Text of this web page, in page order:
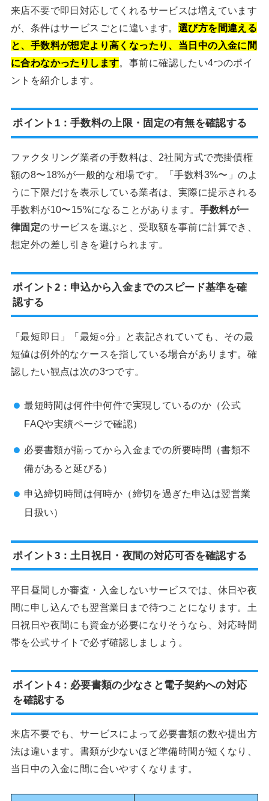
来店不要で即日対応してくれるサービスは増えています
が、条件はサービスごとに違います。 選び方を間違える
と、手数料が想定より高くなったり、当日中の入金に間
に合わなかったりします。事前に確認したい4つのポイ
ントを紹介します。
ポイント1：手数料の上限・固定の有無を確認する
ファクタリング業者の手数料は、2社間方式で売掛債権
額の8〜18%が一般的な相場です。「手数料3%〜」のよ
うに下限だけを表示している業者は、実際に提示される
手数料が10〜15%になることがあります。 手数料が一
律固定のサービスを選ぶと、受取額を事前に計算でき、
想定外の差し引きを避けられます。
ポイント2：申込から入金までのスピード基準を確
認する
「最短即日」「最短○分」と表記されていても、その最
短値は例外的なケースを指している場合があります。確
認したい観点は次の3つです。
最短時間は何件中何件で実現しているのか（公式
FAQや実績ページで確認）
必要書類が揃ってから入金までの所要時間（書類不
備があると延びる）
申込締切時間は何時か（締切を過ぎた申込は翌営業
日扱い）
ポイント3：土日祝日・夜間の対応可否を確認する
平日昼間しか審査・入金しないサービスでは、休日や夜
間に申し込んでも翌営業日まで待つことになります。土
日祝日や夜間にも資金が必要になりそうなら、対応時間
帯を公式サイトで必ず確認しましょう。
ポイント4：必要書類の少なさと電子契約への対応
を確認する
来店不要でも、サービスによって必要書類の数や提出方
法は違います。書類が少ないほど準備時間が短くなり、
当日中の入金に間に合いやすくなります。